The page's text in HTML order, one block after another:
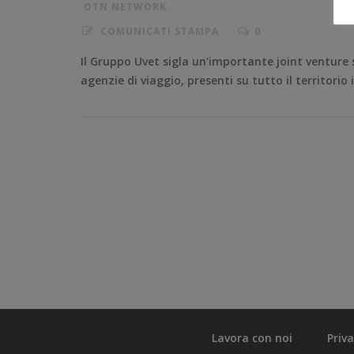
Il Gruppo Uvet sigla un’importante joint
agenzie di viaggio, presenti su tutto il territorio
Lavora con noi